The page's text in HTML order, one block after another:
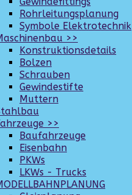
Rohrleitungsplanung
Symbole Elektrotechnik
>>
Konstruktionsdetails
Bolzen
Schrauben
Gewindestifte
Muttern
>>
Baufahrzeuge
Eisenbahn
PKWs
LKWs - Trucks